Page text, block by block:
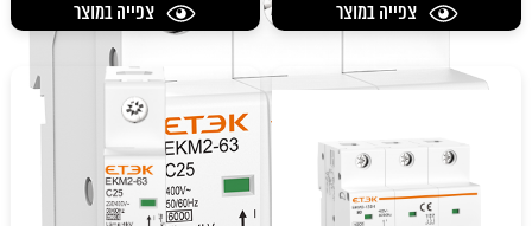
צפייה במוצר
צפייה במוצר